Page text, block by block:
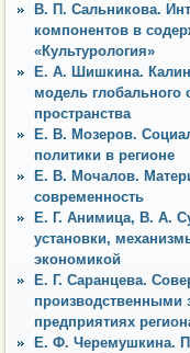
В. П. Сальникова.
компонентов в
«Культурология»
Е. А. Шишкина.
модель глобального
пространства
Е. В. Мозеров.
политики в регионе
Е. В. Мочалов.
современность
Е. Г. Анимица, В. А.
установки,
экономикой
Е. Г. Саранцева.
производственными
предприятиях
Е. Ф. Черемушкина.